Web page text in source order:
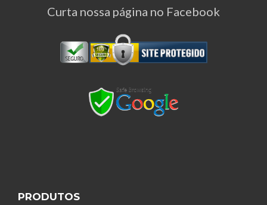
Curta nossa página no Facebook
PRODUTOS